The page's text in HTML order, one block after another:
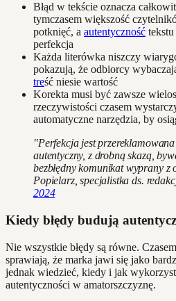
Błąd w tekście oznacza
tymczasem większość
potknięć, a autentyczność
perfekcja
Każda literówka niszczy
pokazują, że odbiorcy
treść niesie wartość
Korekta musi być zawsze
rzeczywistości czasem
automatyczne narzędzia, by
"Perfekcja jest
autentyczny, z drobną skazą,
bezbłędny komunikat wyprany
Popielarz, specjalistka ds.
2024
Kiedy błędy budują
Nie wszystkie błędy są równe.
sprawiają, że marka jawi się jako
jednak wiedzieć, kiedy i jak
autentyczności w amatorszczyznę.